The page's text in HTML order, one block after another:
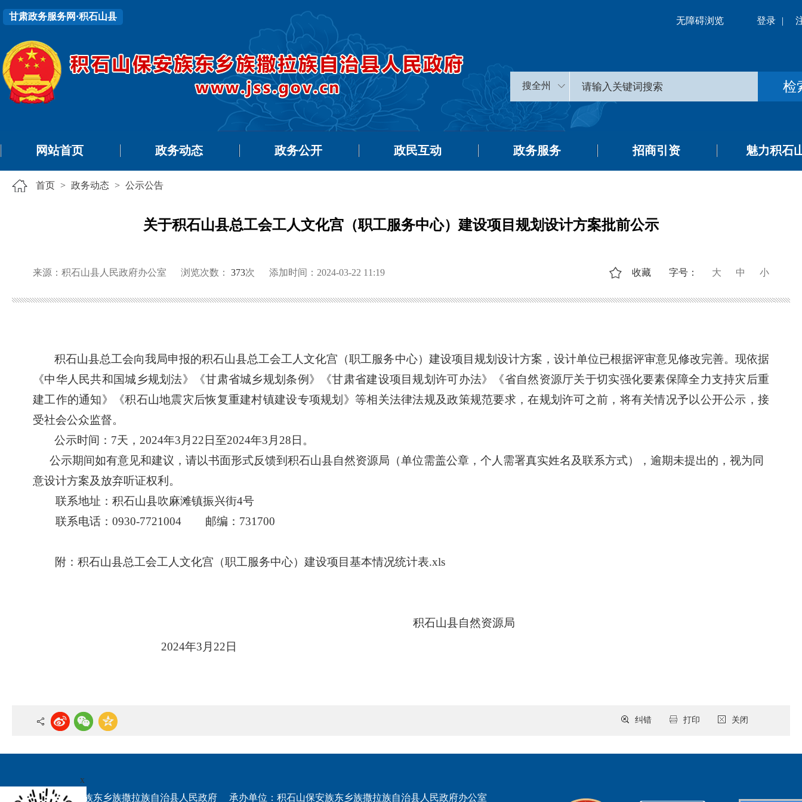
甘肃政务服务网·积石山县 无障碍浏览 登录 |
搜全州
网站首页 政务动态 政务公开 政民互动 政务服务 招商引资 魅力积石
首页 > 政务动态 > 公示公告
关于积石山县总工会工人文化宫（职工服务中心）建设项目规划设计方案批前公示
来源：积石山县人民政府办公室 浏览次数： 373次 添加时间：2024-03-22 11:19 字号： 大 中 小
收藏
积石山县总工会向我局申报的积石山县总工会工人文化宫（职工服务中心）建设项目规划设计方案， 设计单位已根据评审意见修改完善。 现依据
《中华人民共和国城乡规划法》《甘肃省城乡规划条例》《甘肃省建设项目规划许可办法》《省自然资源厅关于切实强化要素保障全力支持灾后重
建工作的通知》
《积石山地震灾后恢复重建村镇建设专项规划》 等相关法律法规及政策规范要求 ，在规划许可之前，将有关情况予以公开公示，接
受社会公众监督。
公示时间： 7天，2024年3 月 22 日至2024年3 月 28 日。
公示期间如有意见和建议，请以书面形式反馈到 积石山县自然资源局 （单位需盖公章 ， 个人需署真实姓名及联系方式） ， 逾期未提出的，视为同
意设计方案及放弃听证权利。
联系地址： 积石山县吹麻滩镇振兴街4号
联系电话： 0930-7721004 邮编： 731 700
附：积石山县总工会工人文化宫（职工服务中心）建设项目基本情况统计表.xls
积石山县自然资源局
2024年3 月 22 日
关闭
打印
纠错
所有：积石山保安族东乡族撒拉族自治县人民政府 承办单位：积石山保安族东乡族撒拉族自治县人民政府办公室
x